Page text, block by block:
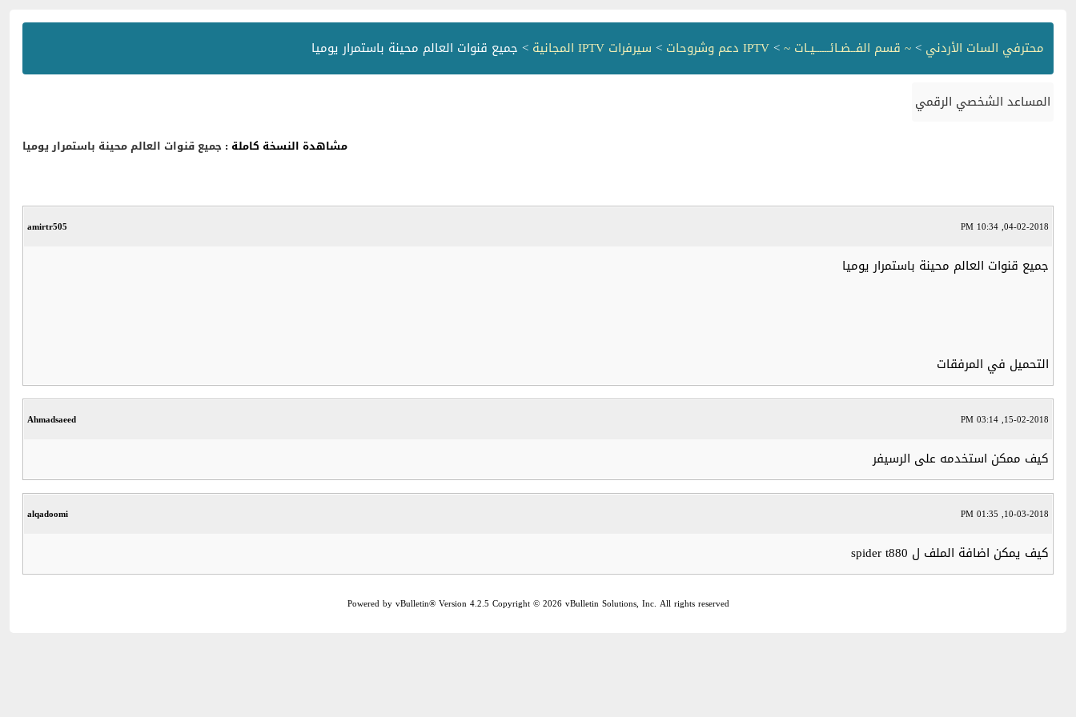
محترفي السات الأردني >~ قسم الفــضـائــــــيـات ~>IPTV دعم وشروحات > سيرفرات IPTV المجانية > جميع قنوات العالم محينة باستمرار يوميا
المساعد الشخصي الرقمي
مشاهدة النسخة كاملة : جميع قنوات العالم محينة باستمرار يوميا
amirtr505 04-02-2018, 10:34 PM
جميع قنوات العالم محينة باستمرار يوميا
التحميل في المرفقات
Ahmadsaeed 15-02-2018, 03:14 PM
كيف ممكن استخدمه على الرسيفر
alqadoomi 10-03-2018, 01:35 PM
كيف يمكن اضافة الملف ل spider t880
Powered by vBulletin® Version 4.2.5 Copyright © 2026 vBulletin Solutions, Inc. All rights reserved